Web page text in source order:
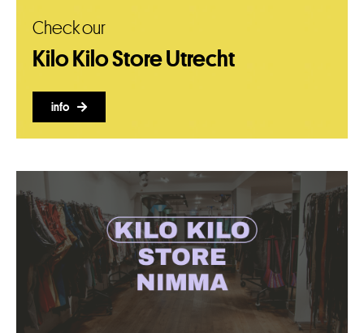
Check our
Kilo Kilo Store Utrecht
info